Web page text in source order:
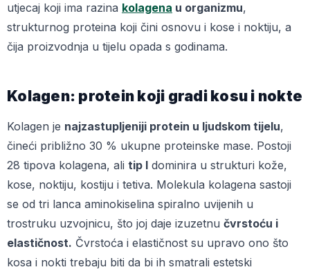
utjecaj koji ima razina kolagena u organizmu,
strukturnog proteina koji čini osnovu i kose i noktiju, a
čija proizvodnja u tijelu opada s godinama.
Kolagen: protein koji gradi kosu i nokte
Kolagen je najzastupljeniji protein u ljudskom tijelu,
čineći približno 30 % ukupne proteinske mase. Postoji
28 tipova kolagena, ali tip I dominira u strukturi kože,
kose, noktiju, kostiju i tetiva. Molekula kolagena sastoji
se od tri lanca aminokiselina spiralno uvijenih u
trostruku uzvojnicu, što joj daje izuzetnu čvrstoću i
elastičnost. Čvrstoća i elastičnost su upravo ono što
kosa i nokti trebaju biti da bi ih smatrali estetski